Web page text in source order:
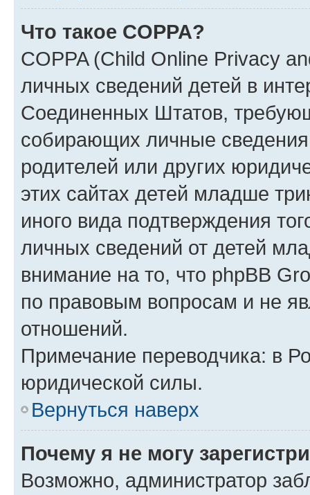
Что такое COPPA?
COPPA (Child Online Privacy
личных сведений детей в
Соединенных Штатов,
собирающих личные
родителей или других
этих сайтах детей младше
иного вида подтверждения
личных сведений от детей
внимание на то, что phpBB
по правовым вопросам и не
отношений.
Примечание переводчика: в
юридической силы.
Вернуться наверх
Почему я не могу
Возможно, администратор